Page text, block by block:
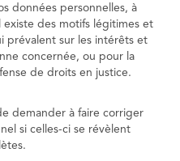
données personnelles, à
existe des motifs légitimes et
prévalent sur les intérêts et
concernée, ou pour la
de droits en justice.
demander à faire corriger
si celles-ci se révèlent